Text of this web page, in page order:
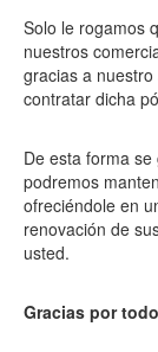
Solo le rogamos
nuestros
gracias a
contratar dicha
De esta forma
podremos
ofreciéndole en
renovación de
usted.
Gracias por